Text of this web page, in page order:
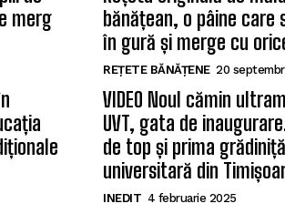
merg
bănățean, o pâine care
în gură și merge cu
REȚETE BĂNĂȚENE 20
VIDEO Noul cămin
UVT, gata de
de top și prima grădiniță
universitară din
INEDIT 4 februarie 2025